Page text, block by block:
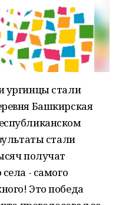
ургинцы стали
Башкирская
стали
получат
- самого
Это победа